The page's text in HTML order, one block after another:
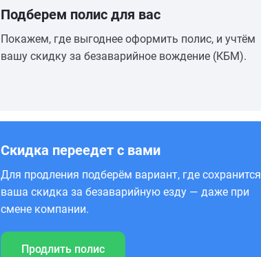
Подберем полис для вас
Покажем, где выгоднее оформить полис, и учтём
вашу скидку за безаварийное вождение (КБМ).
Скидка переедет с вами
Для продления подберём вариант, где сохранится
ваша скидка за безаварийную езду — даже при
смене компании.
Продлить полис